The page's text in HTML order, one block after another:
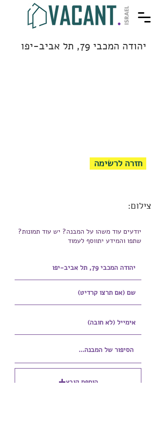
יהודה המכבי 79, תל אביב-יפו
חזרה לרשימה
צילום:
יודעים עוד משהו על המבנה? יש עוד תמונות?
שתפו והמידע יתווסף לעמוד
הוספת קובץ